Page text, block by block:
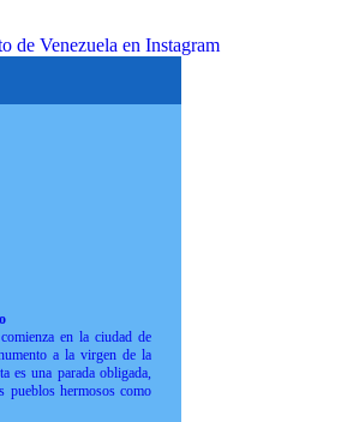
de Venezuela en Instagram
en la ciudad de
a la virgen de la
es una parada obligada,
pueblos hermosos como